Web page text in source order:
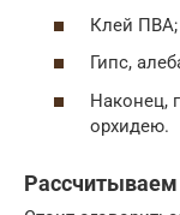
Клей ПВА;
Гипс,
Наконец,
орхидею.
Рассчитываем